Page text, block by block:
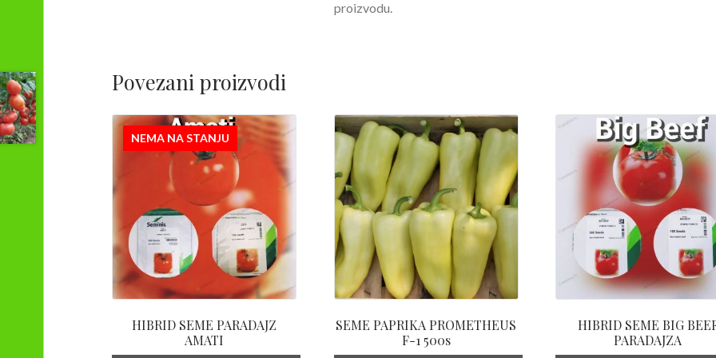
proizvodu.
Povezani proizvodi
NEMA NA STANJU
HIBRID SEME PARADAJZ
AMATI
SEME PAPRIKA PROMETHEUS
F-1 500s
HIBRID SEME BIG
PARADAJZA